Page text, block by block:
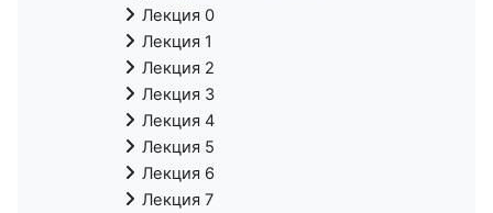
Лекция 0
Лекция 1
Лекция 2
Лекция 3
Лекция 4
Лекция 5
Лекция 6
Лекция 7